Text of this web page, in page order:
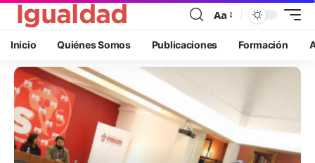
Aa
Inicio Quiénes Somos Publicaciones Formación